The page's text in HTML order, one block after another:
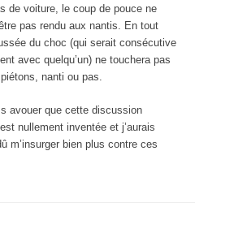
de voiture, le coup de pouce ne
pas rendu aux nantis. En tout
du choc (qui serait consécutive
avec quelqu’un) ne touchera pas
nanti ou pas.
avouer que cette discussion
nullement inventée et j’aurais
m’insurger bien plus contre ces